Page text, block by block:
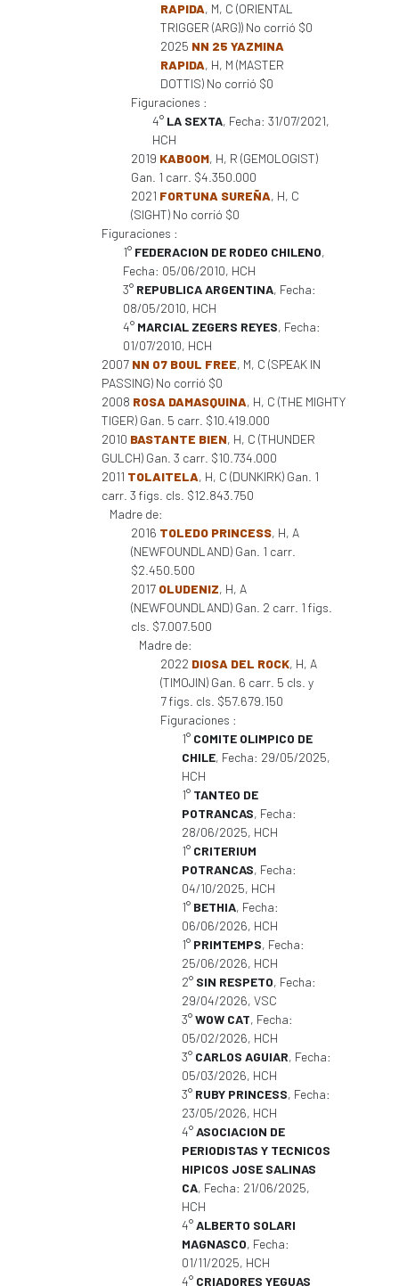
RAPIDA, M, C (ORIENTAL
TRIGGER (ARG)) No corrió $0
2025 NN 25 YAZMINA
RAPIDA, H, M (MASTER
DOTTIS) No corrió $0
Figuraciones :
4° LA SEXTA, Fecha: 31/07/2021,
HCH
2019 KABOOM, H, R (GEMOLOGIST)
Gan. 1 carr. $4.350.000
2021 FORTUNA SUREÑA, H, C
(SIGHT) No corrió $0
Figuraciones :
1° FEDERACION DE RODEO CHILENO,
Fecha: 05/06/2010, HCH
3° REPUBLICA ARGENTINA, Fecha:
08/05/2010, HCH
4° MARCIAL ZEGERS REYES, Fecha:
01/07/2010, HCH
2007 NN 07 BOUL FREE, M, C (SPEAK IN
PASSING) No corrió $0
2008 ROSA DAMASQUINA, H, C (THE MIGHTY
TIGER) Gan. 5 carr. $10.419.000
2010 BASTANTE BIEN, H, C (THUNDER
GULCH) Gan. 3 carr. $10.734.000
2011 TOLAITELA, H, C (DUNKIRK) Gan. 1
carr. 3 figs. cls. $12.843.750
Madre de:
2016 TOLEDO PRINCESS, H, A
(NEWFOUNDLAND) Gan. 1 carr.
$2.450.500
2017 OLUDENIZ, H, A
(NEWFOUNDLAND) Gan. 2 carr. 1 figs.
cls. $7.007.500
Madre de:
2022 DIOSA DEL ROCK, H, A
(TIMOJIN) Gan. 6 carr. 5 cls. y
7 figs. cls. $57.679.150
Figuraciones :
1° COMITE OLIMPICO DE
CHILE, Fecha: 29/05/2025,
HCH
1° TANTEO DE
POTRANCAS, Fecha:
28/06/2025, HCH
1° CRITERIUM
POTRANCAS, Fecha:
04/10/2025, HCH
1° BETHIA, Fecha:
06/06/2026, HCH
1° PRIMTEMPS, Fecha:
25/06/2026, HCH
2° SIN RESPETO, Fecha:
29/04/2026, VSC
3°WOW CAT, Fecha:
05/02/2026, HCH
3° CARLOS AGUIAR, Fecha:
05/03/2026, HCH
3° RUBY PRINCESS, Fecha:
23/05/2026, HCH
4°ASOCIACION DE
PERIODISTAS Y TECNICOS
HIPICOS JOSE SALINAS
CA, Fecha: 21/06/2025,
HCH
4°ALBERTO SOLARI
MAGNASCO, Fecha:
01/11/2025, HCH
4° CRIADORES YEGUAS